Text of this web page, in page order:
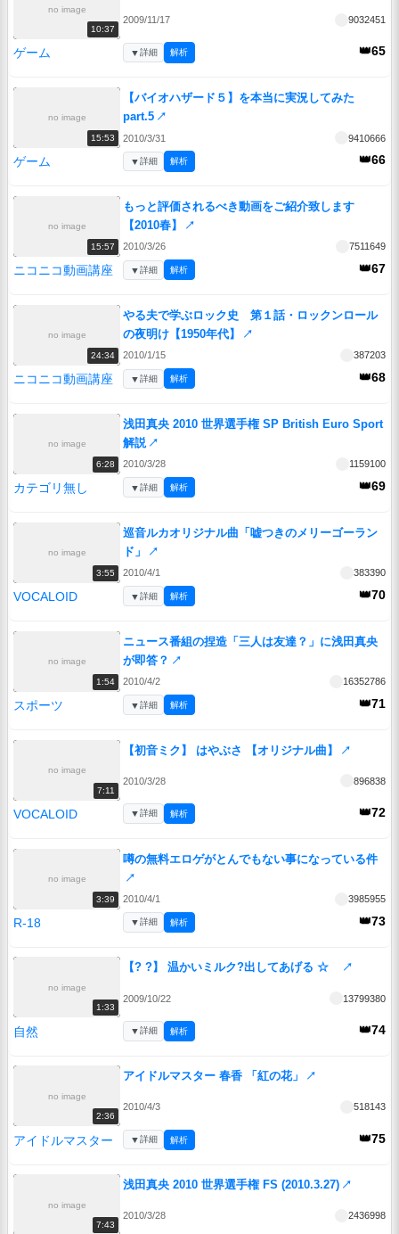
no image
10:37
2009/11/17 9032451
ゲーム 👑65
▼詳細 解析
no image
15:53
【バイオハザード５】を本当に実況してみた
part.5 ↗
2010/3/31 9410666
ゲーム 👑66
▼詳細 解析
no image
15:57
もっと評価されるべき動画をご紹介致します
【2010春】
↗
2010/3/26 7511649
ニコニコ動画講座 👑67
▼詳細 解析
no image
24:34
やる夫で学ぶロック史 第１話・ロックンロール
の夜明け【1950年代】
↗
2010/1/15 387203
ニコニコ動画講座 👑68
▼詳細 解析
no image
6:28
浅田真央 2010 世界選手権 SP British Euro Sport
解説 ↗
2010/3/28 1159100
カテゴリ無し 👑69
▼詳細 解析
no image
3:55
巡音ルカオリジナル曲「嘘つきのメリーゴーラン
ド」
↗
2010/4/1 383390
VOCALOID 👑70
▼詳細 解析
no image
1:54
ニュース番組の捏造「三人は友達？」に浅田真央
が即答？ ↗
2010/4/2 16352786
スポーツ 👑71
▼詳細 解析
no image
7:11
【初音ミク】 はやぶさ 【オリジナル曲】 ↗
2010/3/28 896838
VOCALOID 👑72
▼詳細 解析
no image
3:39
噂の無料エロゲがとんでもない事になっている件
↗
2010/4/1 3985955
R-18 👑73
▼詳細 解析
no image
1:33
【? ?】 温かいミルク?出してあげる ☆ ↗
2009/10/22 13799380
自然 👑74
▼詳細 解析
no image
2:36
アイドルマスター 春香 「紅の花」 ↗
2010/4/3 518143
アイドルマスター 👑75
▼詳細 解析
no image
7:43
浅田真央 2010 世界選手権 FS (2010.3.27) ↗
2010/3/28 2436998